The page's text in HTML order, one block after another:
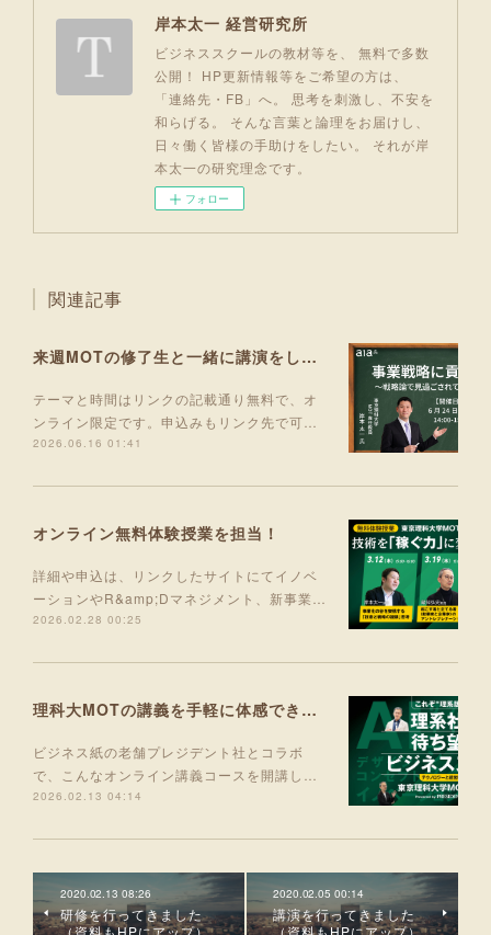
岸本太一 経営研究所
ビジネススクールの教材等を、 無料で多数
公開！ HP更新情報等をご希望の方は、
「連絡先・FB」へ。 思考を刺激し、不安を
和らげる。 そんな言葉と論理をお届けし、
日々働く皆様の手助けをしたい。 それが岸
本太一の研究理念です。
フォロー
関連記事
来週MOTの修了生と一緒に講演をします！
テーマと時間はリンクの記載通り無料で、オ
ンライン限定です。申込みもリンク先で可…
2026.06.16 01:41
オンライン無料体験授業を担当！
詳細や申込は、リンクしたサイトにてイノベ
ーションやR&amp;Dマネジメント、新事業…
2026.02.28 00:25
理科大MOTの講義を手軽に体感できる入門コース 5月より開講！
ビジネス紙の老舗プレジデント社とコラボ
で、こんなオンライン講義コースを開講し…
2026.02.13 04:14
2020.02.13 08:26
研修を行ってきました
（資料もHPにアップ）
2020.02.05 00:14
講演を行ってきました
（資料もHPにアップ）